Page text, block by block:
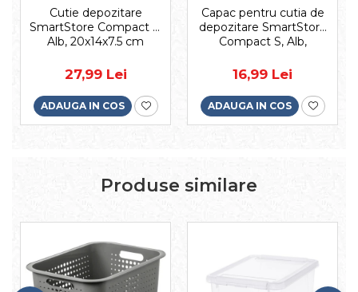
Cutie depozitare
SmartStore Compact S,
Alb, 20x14x7.5 cm
27,99 Lei
ADAUGA IN COS
Capac pentru cutia de
depozitare SmartStore
Compact S, Alb,
16,99 Lei
ADAUGA IN COS
Produse similare